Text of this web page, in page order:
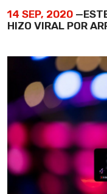
14 SEP, 2020
HIZO VIRAL POR